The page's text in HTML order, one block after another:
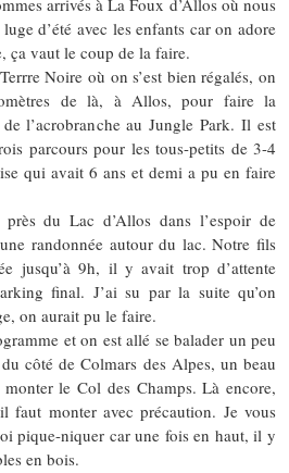
d’été avec les enfants car on adore
ça vaut le coup de la faire.
Noire où on s’est bien régalés, on
de là, à Allos, pour faire la
l’acrobranche au Jungle Park. Il est
parcours pour les tous-petits de 3-4
qui avait 6 ans et demi a pu en faire
du Lac d’Allos dans l’espoir de
randonnée autour du lac. Notre fils
jusqu’à 9h, il y avait trop d’attente
final. J’ai su par la suite qu’on
on aurait pu le faire.
et on est allé se balader un peu
côté de Colmars des Alpes, un beau
le Col des Champs. Là encore,
faut monter avec précaution. Je vous
pique-niquer car une fois en haut, il y
en bois.